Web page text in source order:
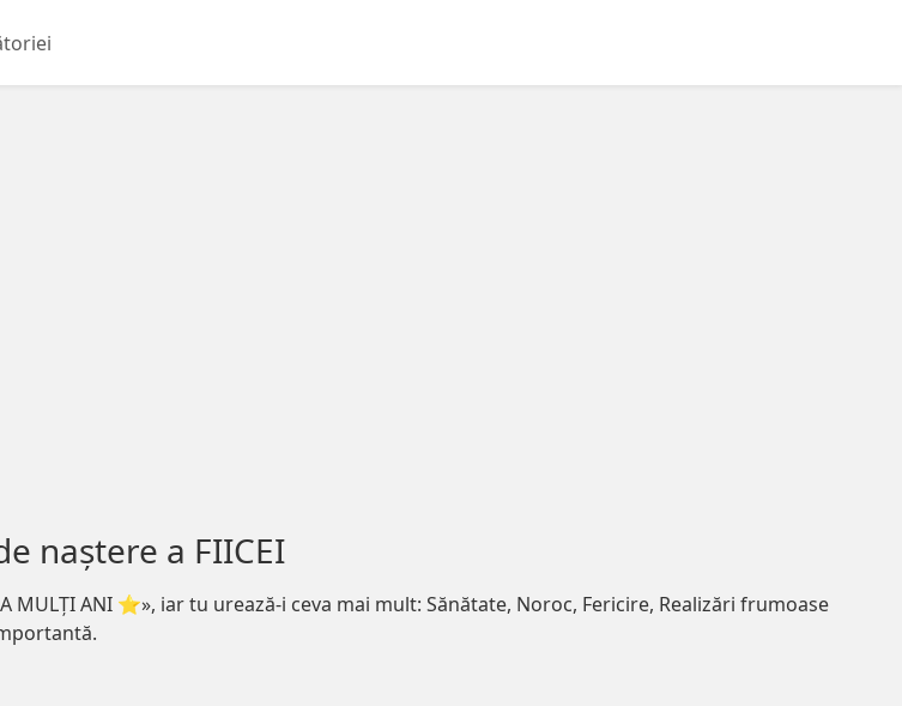
naștere a FIICEI
ANI ⭐», iar tu urează-i ceva mai mult: Sănătate, Noroc, Fericire, Realizări frumoase